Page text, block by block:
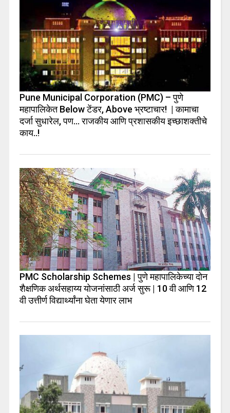
Pune Municipal Corporation (PMC) – पुणे
महापालिकेत Below टेंडर, Above भ्रष्टाचार! | कामाचा
दर्जा सुधारेल, पण… राजकीय आणि प्रशासकीय इच्छाशक्तीचे
काय..!
PMC Scholarship Schemes | पुणे महापालिकेच्या दोन
शैक्षणिक अर्थसहाय्य योजनांसाठी अर्ज सुरू | 10 वी आणि 12
वी उत्तीर्ण विद्यार्थ्यांना घेता येणार लाभ